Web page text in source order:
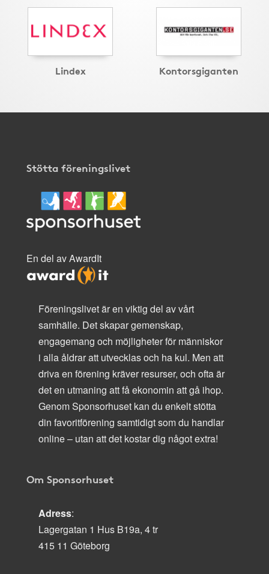
Lindex Kontorsgiganten
Stötta föreningslivet
En del av AwardIt
Föreningslivet är en viktig del av vårt
samhälle. Det skapar gemenskap,
engagemang och möjligheter för människor
i alla åldrar att utvecklas och ha kul. Men att
driva en förening kräver resurser, och ofta är
det en utmaning att få ekonomin att gå ihop.
Genom Sponsorhuset kan du enkelt stötta
din favoritförening samtidigt som du handlar
online – utan att det kostar dig något extra!
Om Sponsorhuset
Adress:
Lagergatan 1 Hus B19a, 4 tr
415 11 Göteborg